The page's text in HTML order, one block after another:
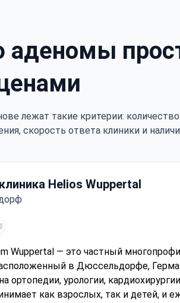
лежат такие критерии:
скорость ответа клиники и
Helios Wuppertal
Wuppertal — это частный
в Дюссельдорфе,
ортопедии, урологии,
как взрослых, так и детей, и